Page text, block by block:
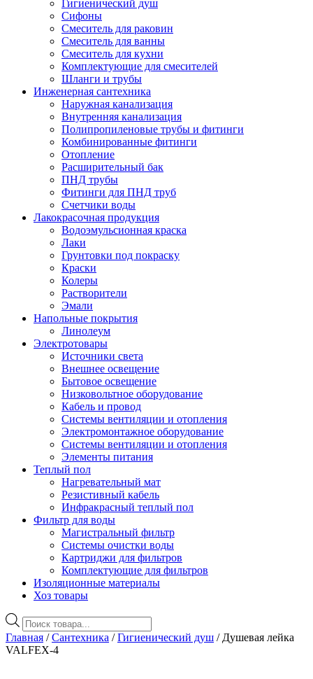
Гигиенический душ
Сифоны
Смеситель для раковин
Смеситель для ванны
Смеситель для кухни
Комплектующие для смесителей
Шланги и трубы
Инженерная сантехника
Наружная канализация
Внутренняя канализация
Полипропиленовые трубы и фитинги
Комбинированные фитинги
Отопление
Расширительный бак
ПНД трубы
Фитинги для ПНД труб
Счетчики воды
Лакокрасочная продукция
Водоэмульсионная краска
Лаки
Грунтовки под покраску
Краски
Колеры
Растворители
Эмали
Напольные покрытия
Линолеум
Электротовары
Источники света
Внешнее освещение
Бытовое освещение
Низковольтное оборудование
Кабель и провод
Системы вентиляции и отопления
Электромонтажное оборудование
Системы вентиляции и отопления
Элементы питания
Теплый пол
Нагревательный мат
Резистивный кабель
Инфракрасный теплый пол
Фильтр для воды
Магистральный фильтр
Системы очистки воды
Картриджи для фильтров
Комплектующие для фильтров
Изоляционные материалы
Хоз товары
Поиск
товаров
Главная /Сантехника /Гигиенический душ / Душевая лейка
VALFEX-4